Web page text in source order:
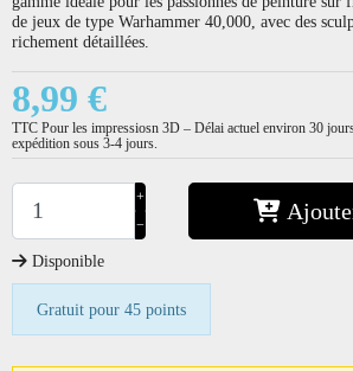
de jeux de type Warhammer 40,000, avec des
richement détaillées.
8,99 €
TTC Pour les impressiosn 3D – Délai actuel environ 30
expédition sous 3-4 jours.
+
−
Disponible
Gratuit pour 45 points